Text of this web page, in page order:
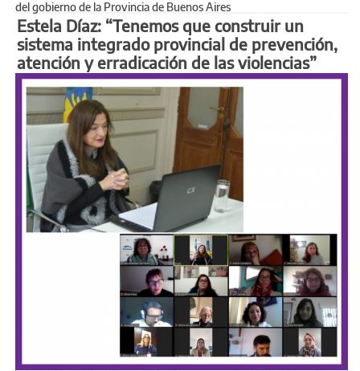
del gobierno de la Provincia de Buenos Aires
Estela Díaz: “Tenemos que construir un
sistema integrado provincial de prevención,
atención y erradicación de las violencias”